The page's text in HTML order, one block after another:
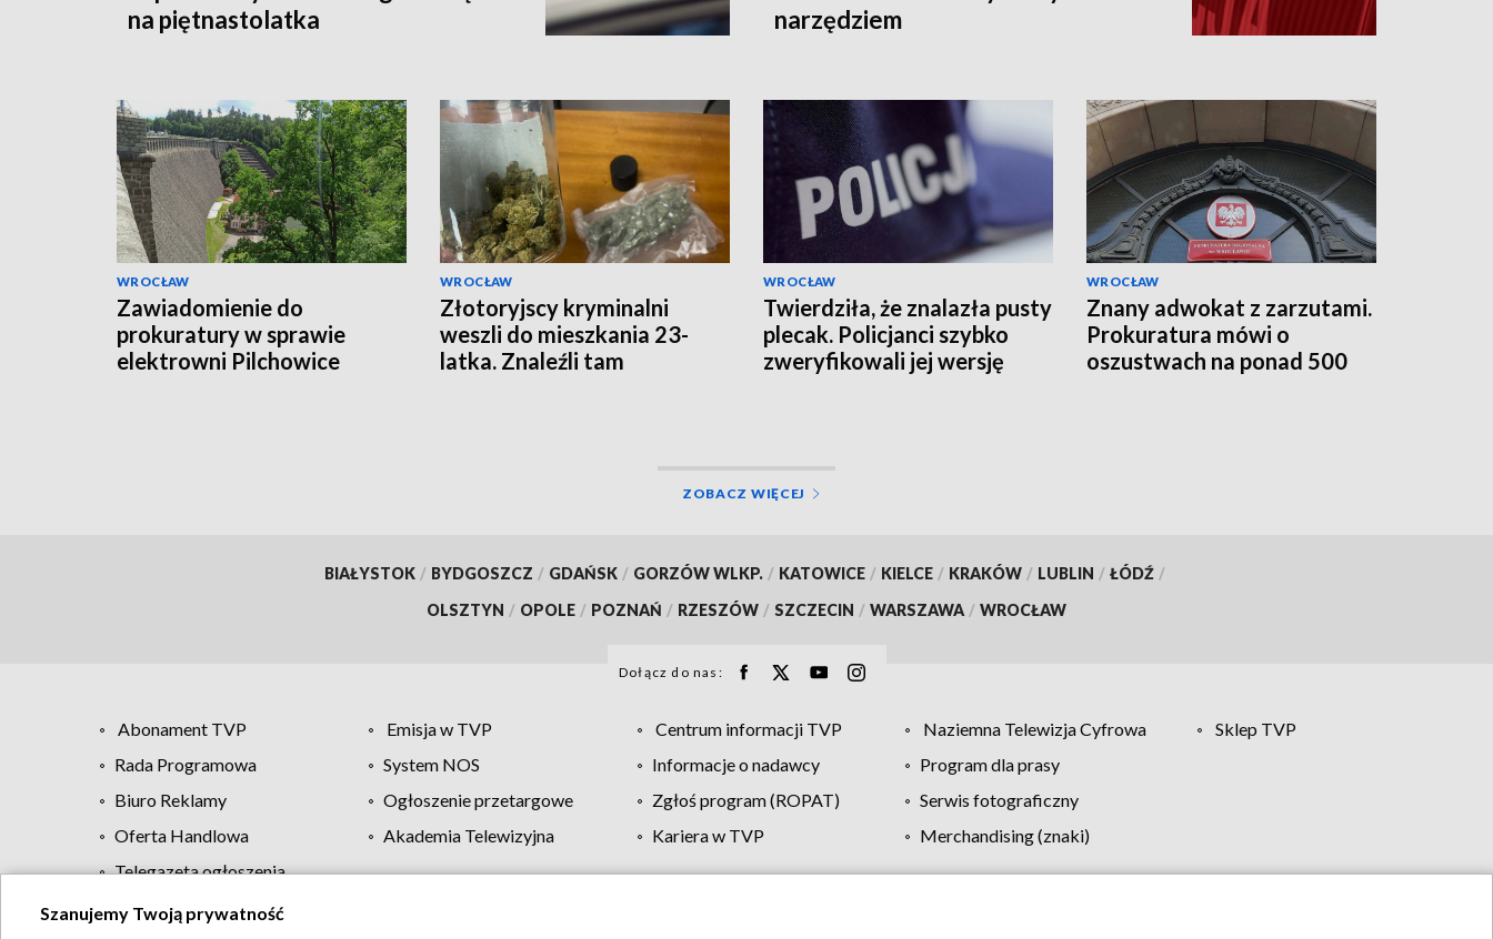
na piętnastolatka
narzędziem
WROCŁAW
Zawiadomienie do
prokuratury w sprawie
elektrowni Pilchowice
WROCŁAW
Złotoryjscy kryminalni
weszli do mieszkania 23-
latka. Znaleźli tam
WROCŁAW
Twierdziła, że znalazła pusty
plecak. Policjanci szybko
zweryfikowali jej wersję
WROCŁAW
Znany adwokat z zarzutami.
Prokuratura mówi o
oszustwach na ponad 500
ZOBACZ WIĘCEJ
BIAŁYSTOK / BYDGOSZCZ / GDAŃSK / GORZÓW WLKP. / KATOWICE / KIELCE / KRAKÓW / LUBLIN / ŁÓDŹ /
OLSZTYN / OPOLE / POZNAŃ / RZESZÓW / SZCZECIN / WARSZAWA / WROCŁAW
Dołącz do nas:
Abonament TVP Emisja w TVP Centrum informacji TVP Naziemna Telewizja Cyfrowa
Sklep TVP
Rada Programowa
System NOS Informacje o nadawcy
Program dla prasy
Biuro Reklamy
Ogłoszenie przetargowe Zgłoś program (ROPAT)
Serwis fotograficzny
Oferta Handlowa
Akademia Telewizyjna Kariera w TVP
Merchandising (znaki)
Telegazeta ogłoszenia
Szanujemy Twoją prywatność